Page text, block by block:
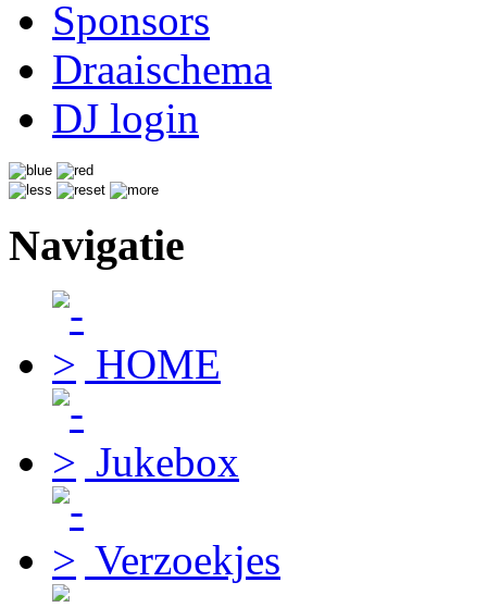
Sponsors
Draaischema
DJ login
Navigatie
HOME
Jukebox
Verzoekjes